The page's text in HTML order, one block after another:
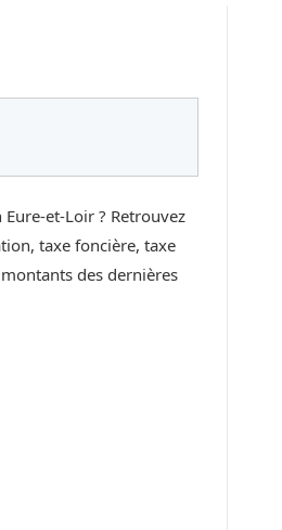
et-Loir ? Retrouvez
taxe foncière, taxe
des dernières